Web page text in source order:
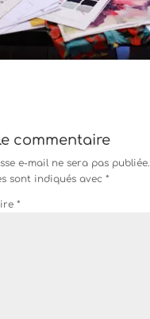
commentaire
e-mail ne sera pas publiée.
sont indiqués avec *
*